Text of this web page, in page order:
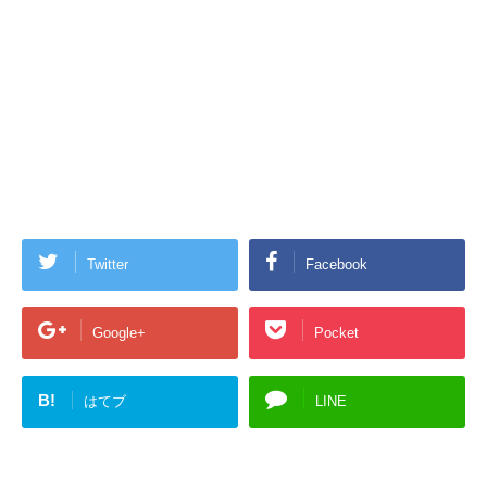
Twitter Facebook
Google+ Pocket
B! はてブ LINE